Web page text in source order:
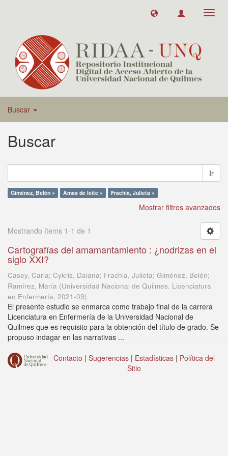
Buscar
Buscar
Ir
Giménez, Belén × Amas de leite × Frachia, Julieta ×
Mostrar filtros avanzados
Mostrando ítems 1-1 de 1
Cartografías del amamantamiento : ¿nodrizas en el
siglo XXI?
Casey, Carla; Cykris, Daiana; Frachia, Julieta; Giménez, Belén;
Ramírez, María (Universidad Nacional de Quilmes. Licenciatura
en Enfermería, 2021-09)
El presente estudio se enmarca como trabajo final de la carrera
Licenciatura en Enfermería de la Universidad Nacional de
Quilmes que es requisito para la obtención del título de grado. Se
propuso indagar en las narrativas ...
Contacto | Sugerencias | Estadísticas | Política del
Sitio